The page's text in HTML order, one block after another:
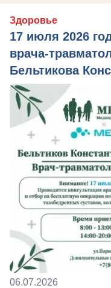
Здоровье
17 июля 2026
врача-
Бельтикова
06.07.2026